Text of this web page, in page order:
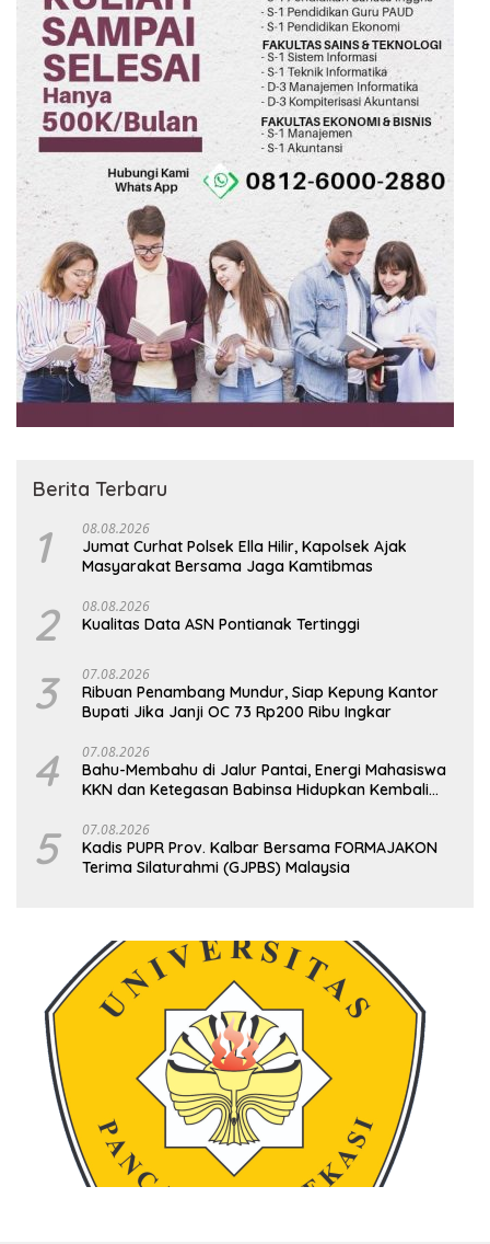
Berita Terbaru
1 08.08.2026
Jumat Curhat Polsek Ella Hilir, Kapolsek Ajak
Masyarakat Bersama Jaga Kamtibmas
2 08.08.2026
Kualitas Data ASN Pontianak Tertinggi
3 07.08.2026
Ribuan Penambang Mundur, Siap Kepung Kantor
Bupati Jika Janji OC 73 Rp200 Ribu Ingkar
4 07.08.2026
Bahu-Membahu di Jalur Pantai, Energi Mahasiswa
KKN dan Ketegasan Babinsa Hidupkan Kembali
5 07.08.2026
Kadis PUPR Prov. Kalbar Bersama FORMAJAKON
Terima Silaturahmi (GJPBS) Malaysia